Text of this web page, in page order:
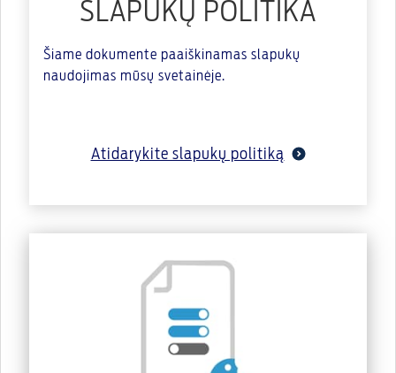
SLAPUKŲ POLITIKA
Šiame dokumente paaiškinamas slapukų
naudojimas mūsų svetainėje.
Atidarykite slapukų politiką